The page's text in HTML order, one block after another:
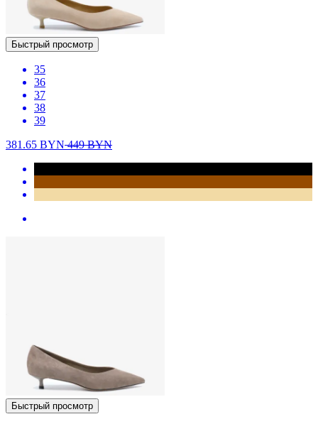
Быстрый просмотр
35
36
37
38
39
381.65 BYN449BYN
Быстрый просмотр